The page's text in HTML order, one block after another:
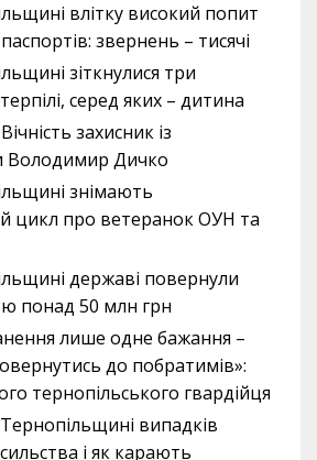
влітку високий попит
звернень – тисячі
зіткнулися три
серед яких – дитина
захисник із
Володимир Дичко
знімають
цикл про ветеранок ОУН та
державі повернули
понад 50 млн грн
лише одне бажання –
до побратимів»:
тернопільського гвардійця
випадків
і як карають